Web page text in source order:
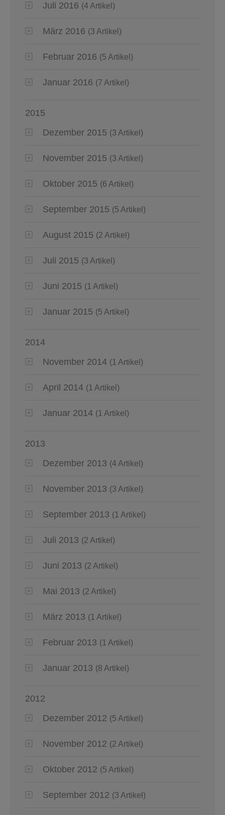
Juli 2016 (4 Artikel)
März 2016 (3 Artikel)
Februar 2016 (5 Artikel)
Januar 2016 (7 Artikel)
2015
Dezember 2015 (3 Artikel)
November 2015 (3 Artikel)
Oktober 2015 (6 Artikel)
September 2015 (5 Artikel)
August 2015 (2 Artikel)
Juli 2015 (3 Artikel)
Juni 2015 (1 Artikel)
Januar 2015 (5 Artikel)
2014
November 2014 (1 Artikel)
April 2014 (1 Artikel)
Januar 2014 (1 Artikel)
2013
Dezember 2013 (4 Artikel)
November 2013 (3 Artikel)
September 2013 (1 Artikel)
Juli 2013 (2 Artikel)
Juni 2013 (2 Artikel)
Mai 2013 (2 Artikel)
März 2013 (1 Artikel)
Februar 2013 (1 Artikel)
Januar 2013 (8 Artikel)
2012
Dezember 2012 (5 Artikel)
November 2012 (2 Artikel)
Oktober 2012 (5 Artikel)
September 2012 (3 Artikel)